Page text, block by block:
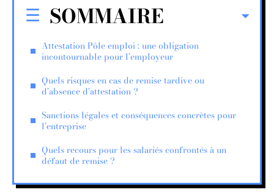
SOMMAIRE
Attestation Pôle emploi : une obligation
incontournable pour l’employeur
Quels risques en cas de remise tardive ou
d’absence d’attestation ?
Sanctions légales et conséquences concrètes pour
l’entreprise
Quels recours pour les salariés confrontés à un
défaut de remise ?